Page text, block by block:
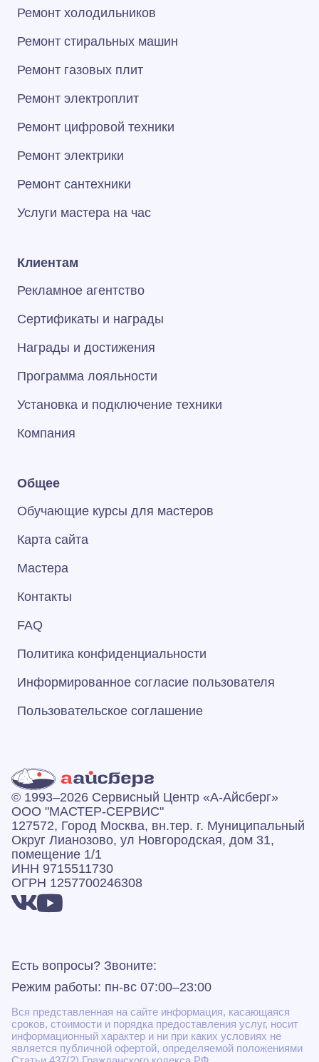
Ремонт холодильников
Ремонт стиральных машин
Ремонт газовых плит
Ремонт электроплит
Ремонт цифровой техники
Ремонт электрики
Ремонт сантехники
Услуги мастера на час
Клиентам
Рекламное агентство
Сертификаты и награды
Награды и достижения
Программа лояльности
Установка и подключение техники
Компания
Общее
Обучающие курсы для мастеров
Карта сайта
Мастера
Контакты
FAQ
Политика конфиденциальности
Информированное согласие пользователя
Пользовательское соглашение
© 1993–2026 Сервисный Центр «А‑Айсберг»
ООО "МАСТЕР-СЕРВИС"
127572, Город Москва, вн.тер. г. Муниципальный
Округ Лианозово, ул Новгородская, дом 31,
помещение 1/1
ИНН 9715511730
ОГРН 1257700246308
Есть вопросы? Звоните:
Режим работы: пн-вс 07:00–23:00
Вся представленная на сайте информация, касающаяся
сроков, стоимости и порядка предоставления услуг, носит
информационный характер и ни при каких условиях не
является публичной офертой, определяемой положениями